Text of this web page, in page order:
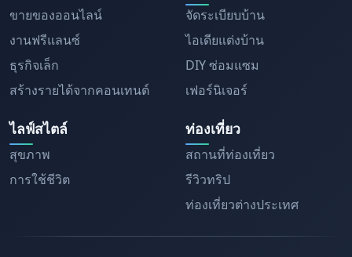
ขายของออนไลน์
งานฟรีแลนซ์
ธุรกิจเล็ก
สร้างรายได้จากคอนเทนต์
จัดระเบียบบ้าน
ไอเดียแต่งบ้าน
DIY ซ่อมแซม
เฟอร์นิเจอร์
ไลฟ์สไตล์
สุขภาพ
การใช้ชีวิต
ท่องเที่ยว
สถานที่ท่องเที่ยว
รีวิวทริป
ท่องเที่ยวต่างประเทศ